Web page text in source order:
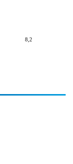
8,2